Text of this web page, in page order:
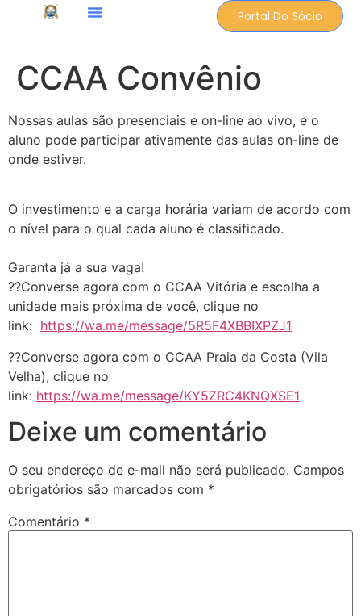
Portal Do Sócio
CCAA Convênio
Nossas aulas são presenciais e on-line ao vivo, e o
aluno pode participar ativamente das aulas on-line de
onde estiver.
O investimento e a carga horária variam de acordo com
o nível para o qual cada aluno é classificado.
Garanta já a sua vaga!
??Converse agora com o CCAA Vitória e escolha a
unidade mais próxima de você, clique no
link: https://wa.me/message/5R5F4XBBIXPZJ1
??Converse agora com o CCAA Praia da Costa (Vila
Velha), clique no
link: https://wa.me/message/KY5ZRC4KNQXSE1
Deixe um comentário
O seu endereço de e-mail não será publicado. Campos
obrigatórios são marcados com *
Comentário *